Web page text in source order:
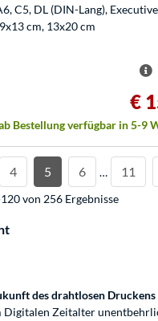
C5, DL (DIN-Lang),
cm, 13x20 cm
€
Bestellung verfügbar in 5-9
4 5 6 … 11
von 256 Ergebnisse
des drahtlosen Druckens
Zeitalter